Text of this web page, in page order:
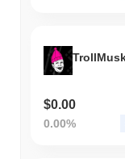
$0.00
0.00%